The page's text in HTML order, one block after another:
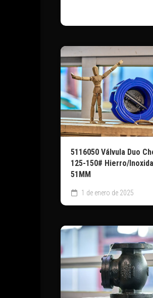
5116050 Válvula Duo
125-150# Hierro/
51MM
1 de enero de 2025